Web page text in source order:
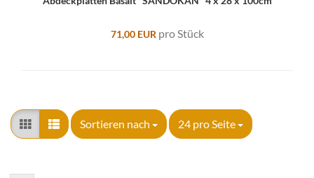
71,00 EUR pro Stück
Sortieren nach
Sortieren nach 24 pro Seite
pro Seite